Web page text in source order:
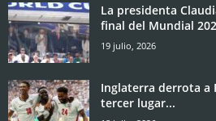
La presidenta
final del Mundial
19 julio, 2026
Inglaterra derrota a
tercer lugar...